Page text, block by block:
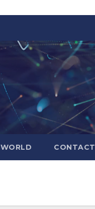
WORLD CONTACT